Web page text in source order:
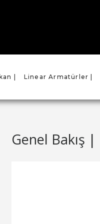
| Linear Armatürler |
Genel Bakış |